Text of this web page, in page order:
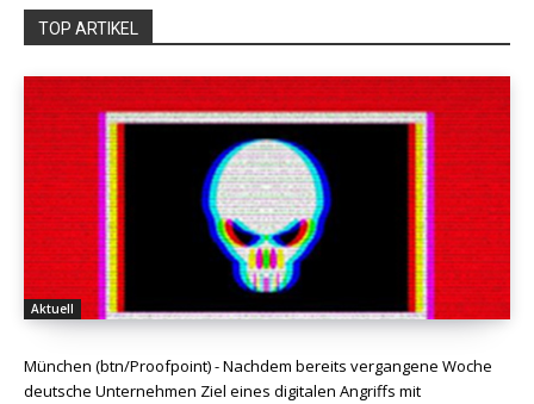
TOP ARTIKEL
Aktuell
München (btn/Proofpoint) - Nachdem bereits vergangene Woche
deutsche Unternehmen Ziel eines digitalen Angriffs mit